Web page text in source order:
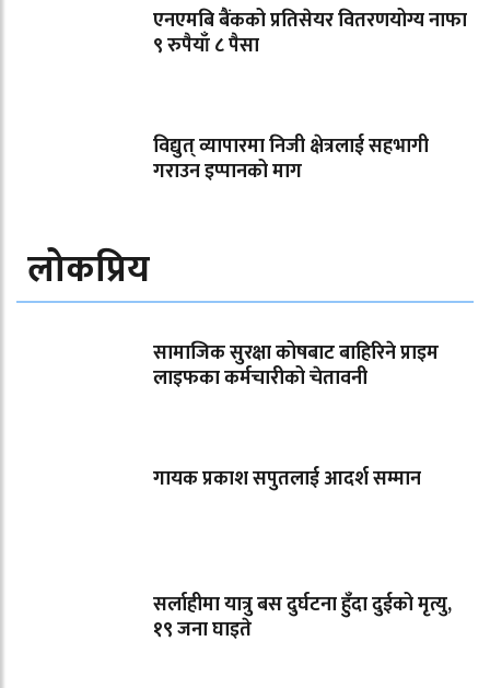
एनएमबि बैंकको प्रतिसेयर वितरणयोग्य नाफा
९ रुपैयाँ ८ पैसा
विद्युत् व्यापारमा निजी क्षेत्रलाई सहभागी
गराउन इप्पानको माग
लोकप्रिय
सामाजिक सुरक्षा कोषबाट बाहिरिने प्राइम
लाइफका कर्मचारीको चेतावनी
गायक प्रकाश सपुतलाई आदर्श सम्मान
सर्लाहीमा यात्रु बस दुर्घटना हुँदा दुईको मृत्यु,
१९ जना घाइते